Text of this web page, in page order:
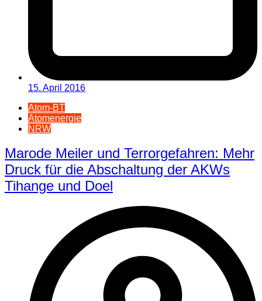
15. April 2016
Atom-BT
Atomenergie
NRW
Marode Meiler und Terrorgefahren: Mehr
Druck für die Abschaltung der AKWs
Tihange und Doel